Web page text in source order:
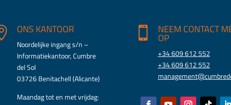
ONS KANTOOR
Noordelijke ingang s/n –
Informatiekantoor, Cumbre
del Sol
03726 Benitachell (Alicante)
Maandag tot en met vrijdag:
 NEEM CONTACT
OP
+34 609 612 552
+34 609 612 552